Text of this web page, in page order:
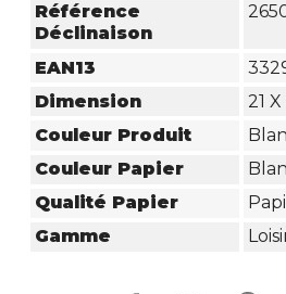
Référence
Déclinaison
EAN13
Dimension
21
Couleur Produit
Couleur Papier
Qualité Papier
Gamme